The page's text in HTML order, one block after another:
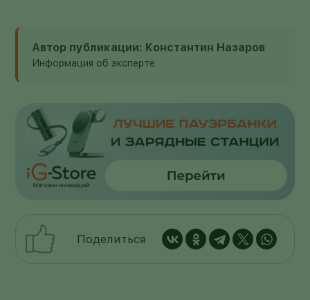
Автор публикации: Константин Назаров
Информация об эксперте
Поделиться